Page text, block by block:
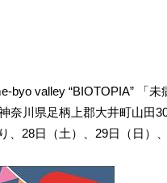
byo valley “BIOTOPIA” 「未
奈川県足柄上郡大井町山田
、28日（土）、29日（日）